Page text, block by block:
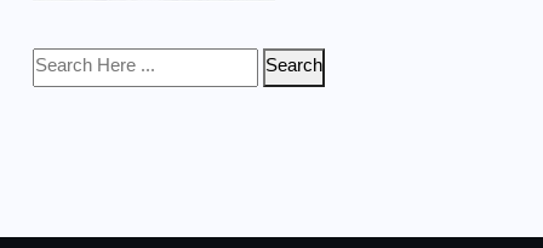
Search